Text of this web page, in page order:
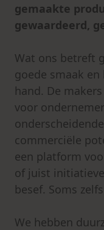
gemaakte
gewaardeerd,
Wat ons betreft
goede smaak
hand. De
voor
commerciële
een platform
of juist
besef. Soms
We hebben